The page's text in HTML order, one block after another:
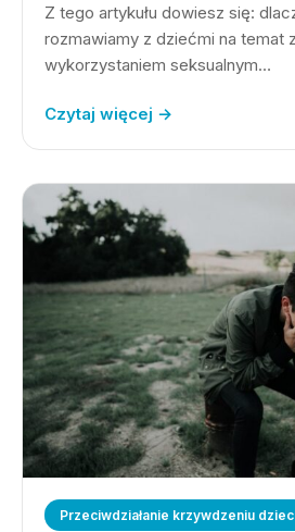
Z tego artykułu dowiesz się:
rozmawiamy z dziećmi na temat
wykorzystaniem seksualnym…
Czytaj więcej →
Przeciwdziałanie krzywdzeniu